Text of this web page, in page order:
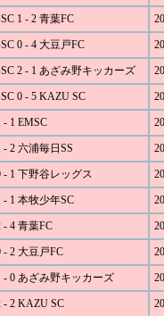
1 - 2 青葉FC
0 - 4 大豆戸FC
2 - 1 あざみ野キッカーズ
0 - 5 KAZU SC
- 1 EMSC
- 2 六浦毎日SS
- 1 下野谷レッグス
- 1 本牧少年SC
- 4 青葉FC
- 2 大豆戸FC
- 0 あざみ野キッカーズ
- 2 KAZU SC